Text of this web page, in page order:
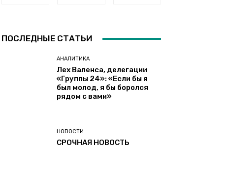
ПОСЛЕДНЫЕ СТАТЬИ
АНАЛИТИКА
Лех Валенса, делегации
«Группы 24»: «Если бы я
был молод, я бы боролся
рядом с вами»
НОВОСТИ
СРОЧНАЯ НОВОСТЬ